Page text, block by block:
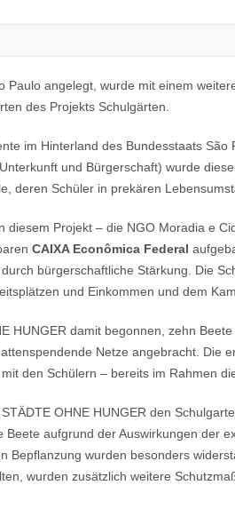
Paulo angelegt, wurde mit einem
des Projekts Schulgärten.
im Hinterland des Bundesstaats
und Bürgerschaft) wurde
deren Schüler in prekären
diesem Projekt – die NGO Moradia e
CAIXA Econômica Federal
bürgerschaftliche Stärkung. Die
und Einkommen und dem
HUNGER damit begonnen, zehn
Netze angebracht. Die
den Schülern – bereits im Rahmen
OHNE HUNGER den
aufgrund der Auswirkungen der
Bepflanzung wurden besonders
wurden zusätzlich weitere